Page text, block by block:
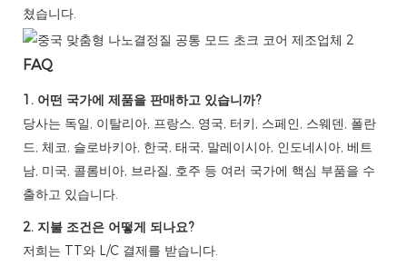
쳤습니다.
FAQ
1. 어떤 국가에 제품을 판매하고 있습니까?
당사는 독일, 이탈리아, 프랑스, ​​영국, 터키, 스페인, 스웨덴, 폴란
드, 체코, 슬로바키아, 한국, 태국, 말레이시아, 인도네시아, 베트
남, 미국, 콜롬비아, 브라질, 호주 등 여러 국가에 핵심 부품을 수
출하고 있습니다.
2. 지불 조건은 어떻게 되나요?
저희는 TT와 L/C 결제를 받습니다.